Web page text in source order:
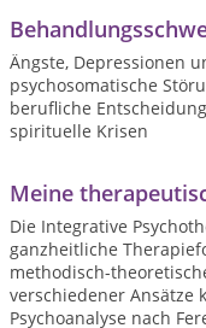
Ängste, Depressionen
psychosomatische
berufliche
spirituelle Krisen
Meine
Die Integrative
ganzheitliche
methodisch-
verschiedener Ansätze
Psychoanalyse nach